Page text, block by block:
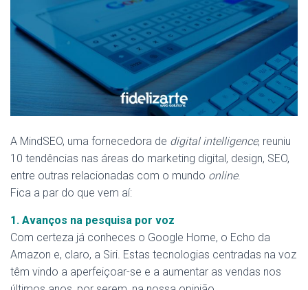
A MindSEO, uma fornecedora de digital intelligence, reuniu
10 tendências nas áreas do marketing digital, design, SEO,
entre outras relacionadas com o mundo online.
Fica a par do que vem aí:
1. Avanços na pesquisa por voz
Com certeza já conheces o Google Home, o Echo da
Amazon e, claro, a Siri. Estas tecnologias centradas na voz
têm vindo a aperfeiçoar-se e a aumentar as vendas nos